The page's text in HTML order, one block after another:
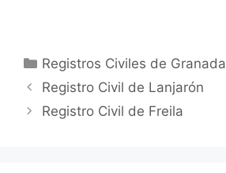
Categorías
Registros Civiles de Granada
Registro Civil de Lanjarón
Registro Civil de Freila